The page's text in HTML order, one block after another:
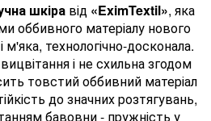
шкіравід «EximTextil», яка
оббивного матеріалу нового
м'яка, технологічно-досконала.
і не схильна згодом
товстий оббивний матеріал
до значних розтягувань,
бавовни - пружність у